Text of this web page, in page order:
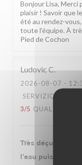
Bonjour Lisa, Merci
plaisir ! Savoir que
été au rendez-
toute l'équipe. À
Pied de Cochon
LudovicC
2026-08-07 -
SERVIZIO
3/5 QUALITÀ /
Très déçu par le
l’eau puis